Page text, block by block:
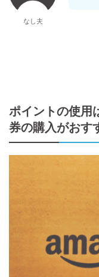
なし夫
ポイントの使用
券の購入がおす